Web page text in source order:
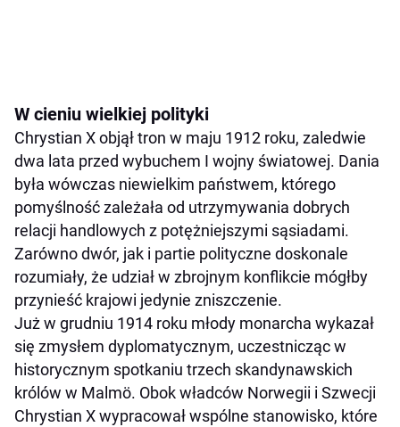
W cieniu wielkiej polityki
Chrystian X objął tron w maju 1912 roku, zaledwie
dwa lata przed wybuchem I wojny światowej. Dania
była wówczas niewielkim państwem, którego
pomyślność zależała od utrzymywania dobrych
relacji handlowych z potężniejszymi sąsiadami.
Zarówno dwór, jak i partie polityczne doskonale
rozumiały, że udział w zbrojnym konflikcie mógłby
przynieść krajowi jedynie zniszczenie.
Już w grudniu 1914 roku młody monarcha wykazał
się zmysłem dyplomatycznym, uczestnicząc w
historycznym spotkaniu trzech skandynawskich
królów w Malmö. Obok władców Norwegii i Szwecji
Chrystian X wypracował wspólne stanowisko, które